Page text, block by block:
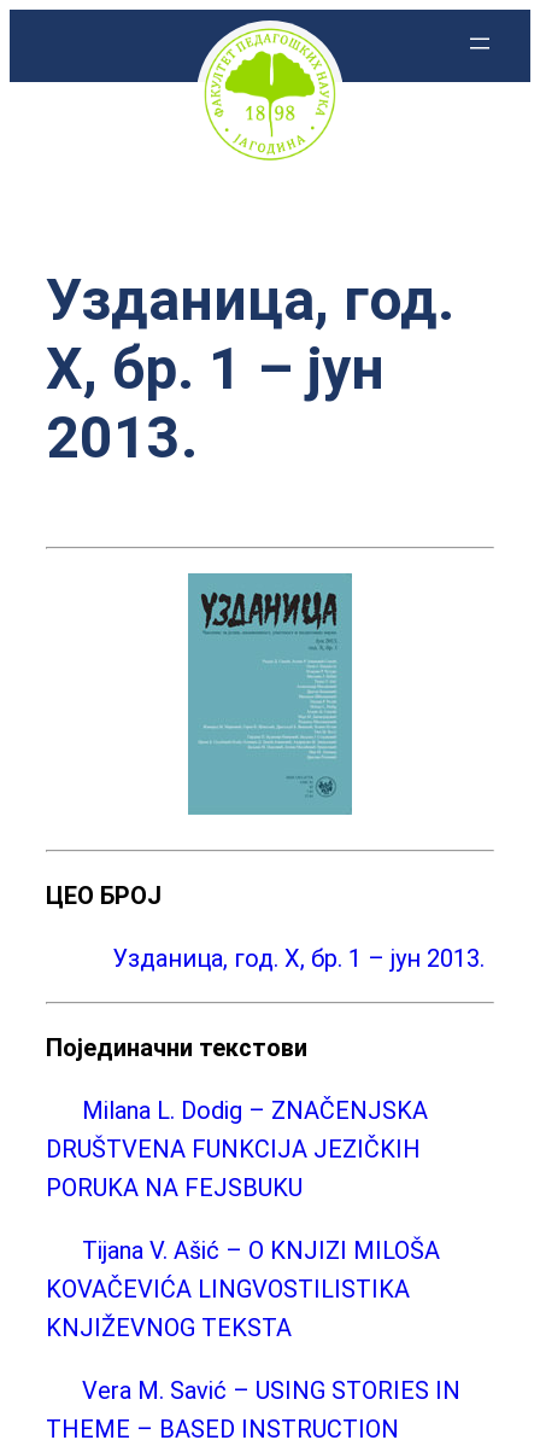
Узданица, год.
X, бр. 1 – јун
2013.
ЦЕО БРОЈ
Узданица, год. X, бр. 1 – јун 2013.
Појединачни текстови
Milana L. Dodig – ZNAČENJSKA
DRUŠTVENA FUNKCIJA JEZIČKIH
PORUKA NA FEJSBUKU
Tijana V. Ašić – О KNJIZI MILOŠA
KOVAČEVIĆA LINGVOSTILISTIKA
KNJIŽEVNOG TEKSTA
Vera M. Savić – USING STORIES IN
THEME – BASED INSTRUCTION